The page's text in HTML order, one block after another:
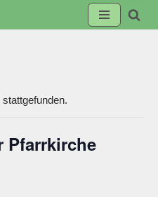
Pfarrkirche